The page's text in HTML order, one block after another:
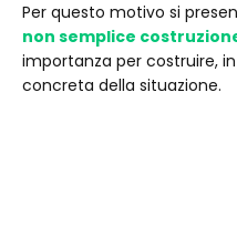
Per questo motivo si
non semplice
importanza per costruire,
concreta della situazione.